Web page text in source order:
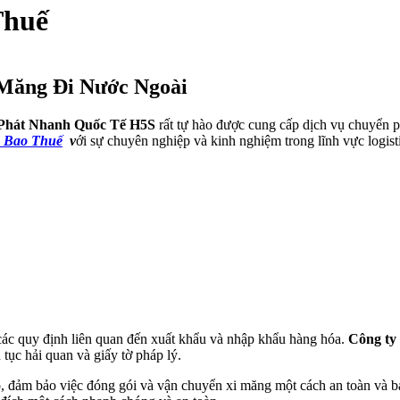
Đi Nước Ngoài
Nhanh Quốc Tế H5S rất tự hào được cung cấp dịch vụ chuyển
Thuếvới sự chuyên nghiệp và kinh nghiệm trong lĩnh vực
quy định liên quan đến xuất khẩu và nhập khẩu hàng hóa. Công ty
hải quan và giấy tờ pháp lý.
bảo việc đóng gói và vận chuyển xi măng một cách an toàn